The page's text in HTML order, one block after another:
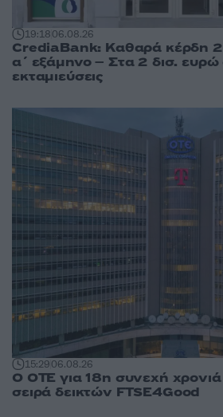
19:1806.08.26
CrediaBank: Καθαρά κέρδη
α΄ εξάμηνο – Στα 2 δισ. ευρώ
εκταμιεύσεις
15:2906.08.26
Ο ΟΤΕ για 18η συνεχή
σειρά δεικτών FTSE4Good